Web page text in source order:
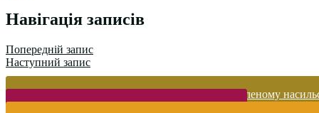
Навігація записів
Попередній запис
Наступний запис
Запобігання домашньому та гендерно-зумовленому